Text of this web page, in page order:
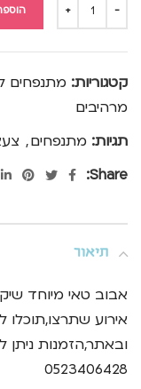
קטגוריות: מתנפחים
מרהיבים
תגיות: מתנפחים,
Share:
תיאור
אבוב טאי מיוחד
אירוע
ובאתר,הזמנות ניתן
0523406428